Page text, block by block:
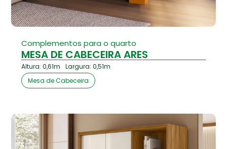
Complementos para o quarto
MESA DE CABECEIRA ARES
Altura: 0,61m
Largura: 0,51m
Mesa de Cabeceira